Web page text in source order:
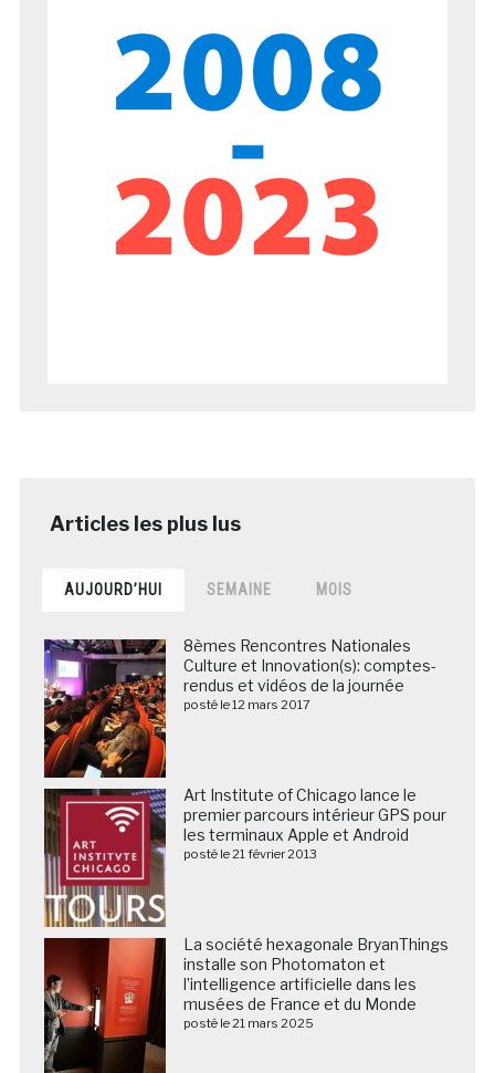
AUJOURD’HUI SEMAINE MOIS
8èmes Rencontres Nationales
Culture et Innovation(s): comptes-
rendus et vidéos de la journée
posté le 12 mars 2017
Art Institute of Chicago lance le
premier parcours intérieur GPS pour
les terminaux Apple et Android
posté le 21 février 2013
La société hexagonale BryanThings
installe son Photomaton et
l’intelligence artificielle dans les
musées de France et du Monde
posté le 21 mars 2025